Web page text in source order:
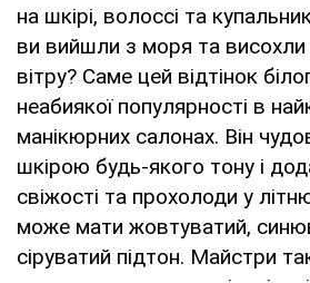
на шкірі, волоссі та
ви вийшли з моря та
вітру? Саме цей відтінок
неабиякої популярності в
манікюрних салонах. Він
шкірою будь-якого тону і
свіжості та прохолоди у
може мати жовтуватий,
сіруватий підтон. Майстри